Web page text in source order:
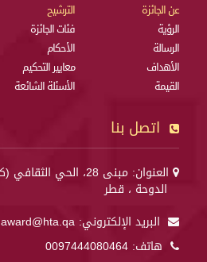
عن الجائزة
الرؤية
الرسالة
الأهداف
القيمة
الترشيح
فئات الجائزة
الأحكام
معايير التحكيم
الأسئلة الشائعة
اتصل بنا
العنوان: مبنى 28، الحي الثقافي (كتارا)،
الدوحة ، قطر
البريد الإلكتروني: award@hta.qa
هاتف: 0097444080464